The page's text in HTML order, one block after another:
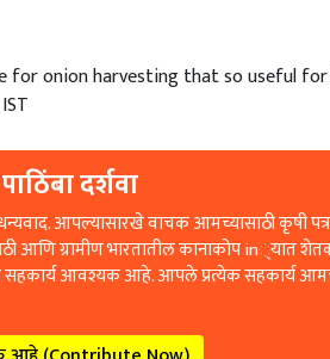
for onion harvesting that so useful
दर्शवा
आपल्यासारखे वाचक आमच्यासाठी कृषी
आणि ग्रामीण भारतातील कानाकोप in्यात
सहकार्य आवश्यक आहे. आपले प्रत्येक सहकार्य